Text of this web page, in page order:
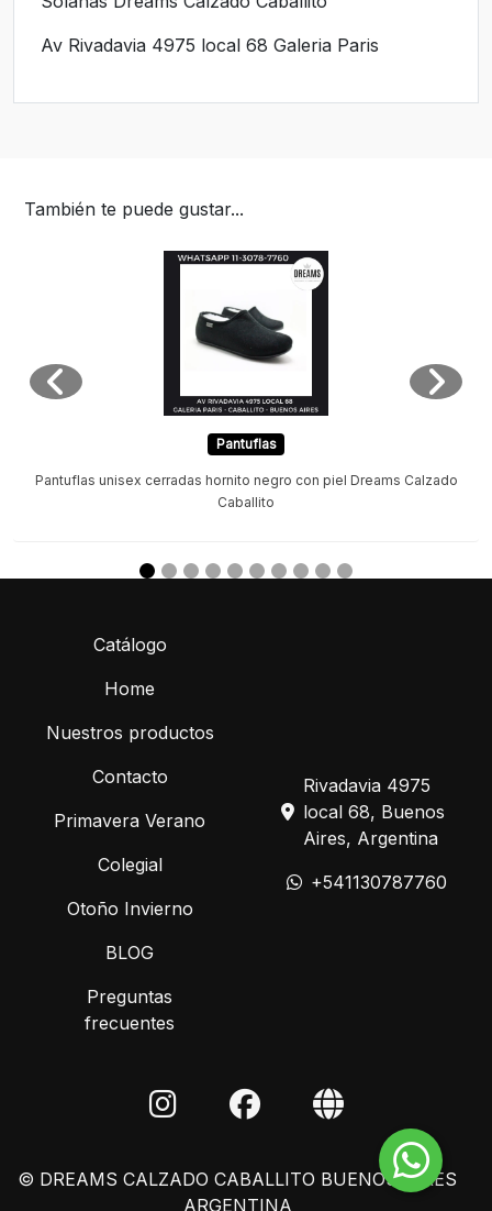
Av Rivadavia 4975 local 68 Galeria Paris
También te puede gustar...
Pantuflas
Pantuflas unisex cerradas hornito negro con piel Dreams Calzado
Caballito
Catálogo
Home
Nuestros productos
Contacto
Primavera Verano
Colegial
Otoño Invierno
BLOG
Preguntas
frecuentes
Rivadavia 4975
local 68, Buenos
Aires, Argentina
+541130787760
© DREAMS CALZADO CABALLITO BUENOS AIRES
ARGENTINA